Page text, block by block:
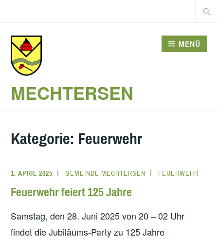
springen
Suche
MECHTERSEN
MENÜ
Kategorie: Feuerwehr
1. APRIL 2025 GEMEINDE MECHTERSEN FEUERWEHR
Feuerwehr feiert 125 Jahre
Samstag, den 28. Juni 2025 von 20 – 02 Uhr
findet die Jubiläums-Party zu 125 Jahre